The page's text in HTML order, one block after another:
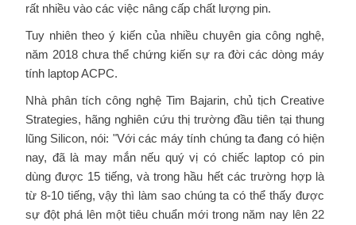
rất nhiều vào các việc nâng cấp chất lượng pin.
Tuy nhiên theo ý kiến của nhiều chuyên gia công nghệ,
năm 2018 chưa thể chứng kiến sự ra đời các dòng máy
tính laptop ACPC.
Nhà phân tích công nghệ Tim Bajarin, chủ tịch Creative
Strategies, hãng nghiên cứu thị trường đầu tiên tại thung
lũng Silicon, nói: "Với các máy tính chúng ta đang có hiện
nay, đã là may mắn nếu quý vị có chiếc laptop có pin
dùng được 15 tiếng, và trong hầu hết các trường hợp là
từ 8-10 tiếng, vậy thì làm sao chúng ta có thể thấy được
sự đột phá lên một tiêu chuẩn mới trong năm nay lên 22